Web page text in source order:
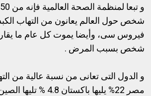
شخص حول العالم يعانون من التهاب
شخص بسبب المرض .
و الدول التى تعانى من نسبة عالية من
مصر 22% يليها باكستان 4.8 % تليها الصين 3.3% .